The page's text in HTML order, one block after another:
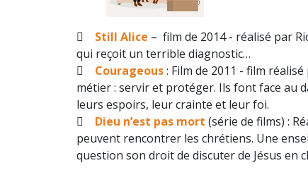
 Still Alice – film de 2014 - réalisé par
qui reçoit un terrible diagnostic…
 Courageous : Film de 2011 - film réalisé
métier : servir et protéger. Ils font face au
leurs espoirs, leur crainte et leur foi.
 Dieu n’est pas mort (série de films) : R
peuvent rencontrer les chrétiens. Une
question son droit de discuter de Jésus en